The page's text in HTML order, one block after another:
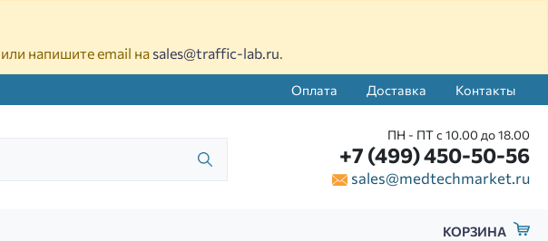
или напишите email на sales@traffic-lab.ru.
Оплата Доставка Контакты
ПН - ПТ с 10.00 до 18.00
+7 (499) 450-50-56
sales@medtechmarket.ru
КОРЗИНА